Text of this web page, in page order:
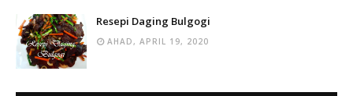
Resepi Daging Bulgogi
AHAD, APRIL 19, 2020